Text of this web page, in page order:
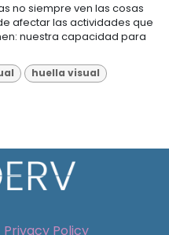
no siempre ven las cosas
afectar las actividades que
nuestra capacidad para
huella visual
Privacy Policy